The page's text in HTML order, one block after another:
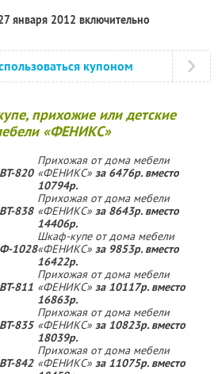
января 2012 включительно
купоном
прихожие или детские
«ФЕНИКС»
820
Прихожая от дома мебели
«ФЕНИКС» за 6476р. вместо
10794р.
838
Прихожая от дома мебели
«ФЕНИКС» за 8643р. вместо
14406р.
1028
Шкаф-купе от дома мебели
«ФЕНИКС» за 9853р. вместо
16422р.
811
Прихожая от дома мебели
«ФЕНИКС» за 10117р. вместо
16863р.
835
Прихожая от дома мебели
«ФЕНИКС» за 10823р. вместо
18039р.
842
Прихожая от дома мебели
«ФЕНИКС» за 11075р. вместо